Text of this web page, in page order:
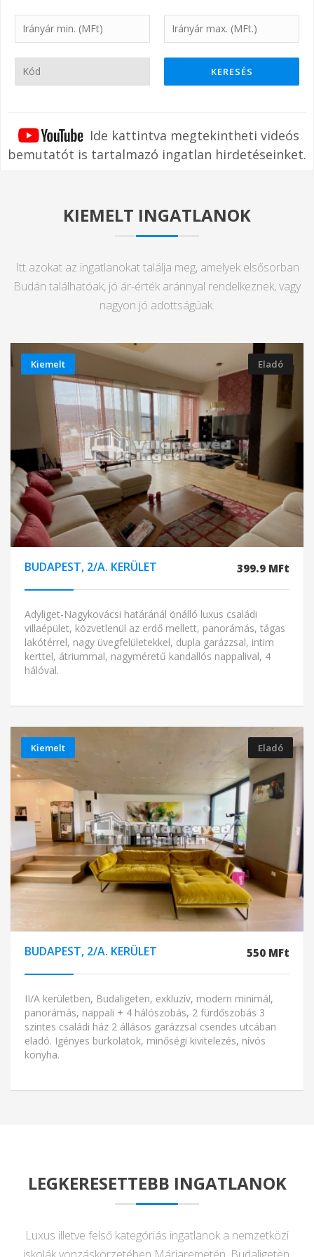
KERESÉS
Ide kattintva megtekintheti videós
bemutatót is tartalmazó ingatlan hirdetéseinket.
KIEMELT INGATLANOK
Itt azokat az ingatlanokat találja meg, amelyek elsősorban
Budán találhatóak, jó ár-érték aránnyal rendelkeznek, vagy
nagyon jó adottságúak.
BUDAPEST, 2/A. KERÜLET 399.9 MFt
Adyliget-Nagykovácsi határánál önálló luxus családi
villaépület, közvetlenül az erdő mellett, panorámás, tágas
lakótérrel, nagy üvegfelületekkel, dupla garázzsal, intim
kerttel, átriummal, nagyméretű kandallós nappalival, 4
hálóval.
Kiemelt Eladó
BUDAPEST, 2/A. KERÜLET 550 MFt
II/A kerületben, Budaligeten, exkluzív, modern minimál,
panorámás, nappali + 4 hálószobás, 2 fürdőszobás 3
szintes családi ház 2 állásos garázzsal csendes utcában
eladó. Igényes burkolatok, minőségi kivitelezés, nívós
konyha.
Kiemelt Eladó
LEGKERESETTEBB INGATLANOK
Luxus illetve felső kategóriás ingatlanok a nemzetközi
iskolák vonzáskörzetében Máriaremetén, Budaligeten,